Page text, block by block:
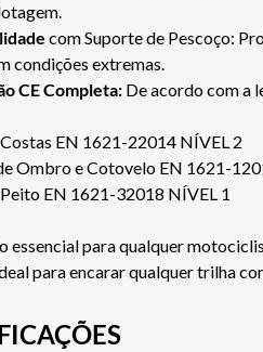
com Suporte de Pescoço:
condições extremas.
CE Completa: De acordo com a
EN 1621-22014 NÍVEL 2
Ombro e Cotovelo EN 1621-
EN 1621-32018 NÍVEL 1
essencial para qualquer
para encarar qualquer trilha